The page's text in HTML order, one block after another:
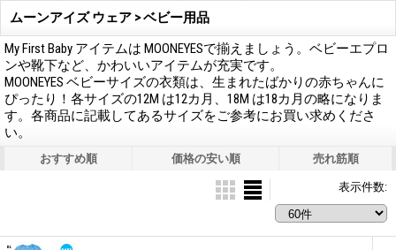
ムーンアイズ ウェア > ベビー用品
My First Baby アイテムは MOONEYESで揃えましょう。ベビーエプロ
ンや靴下など、かわいいアイテムが充実です。
MOONEYES ベビーサイズの衣類は、生まれたばかりの赤ちゃんに
ぴったり！各サイズの12M は12カ月、18M は18カ月の略になりま
す。各商品に記載してあるサイズをご参考にお買い求めくださ
い。
おすすめ順 価格の安い順 売れ筋順
表示件数: